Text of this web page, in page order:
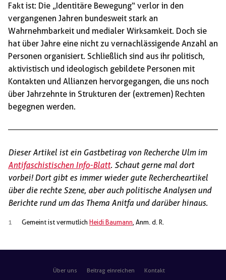
Fakt ist: Die „Identitäre Bewegung“ verlor in den
vergangenen Jahren bundesweit stark an
Wahrnehmbarkeit und medialer Wirksamkeit. Doch sie
hat über Jahre eine nicht zu vernachlässigende Anzahl an
Personen organisiert. Schließlich sind aus ihr politisch,
aktivistisch und ideologisch gebildete Personen mit
Kontakten und Allianzen hervorgegangen, die uns noch
über Jahrzehnte in Strukturen der (extremen) Rechten
begegnen werden.
Dieser Artikel ist ein Gastbetirag von Recherche Ulm im
Antifaschistischen Info-Blatt. Schaut gerne mal dort
vorbei! Dort gibt es immer wieder gute Rechercheartikel
über die rechte Szene, aber auch politische Analysen und
Berichte rund um das Thema Anitfa und darüber hinaus.
1 Gemeint ist vermutlichHeidi Baumann , Anm. d. R.
Über uns Beitrag einreichen Kontakt